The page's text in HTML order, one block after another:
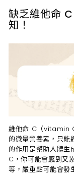
缺乏維他命
知！
維他命 C（vitamin
的微量營養素，只能
的作用是幫助人體生
C，你可能會感到又
等，嚴重點可能會發